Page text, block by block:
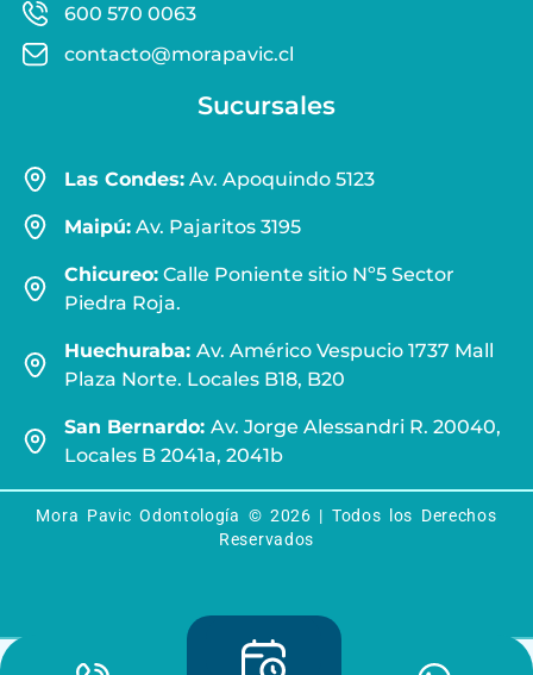
600 570 0063
contacto@morapavic.cl
Sucursales
Las Condes: Av. Apoquindo 5123
Maipú: Av. Pajaritos 3195
Chicureo: Calle Poniente sitio Nº5 Sector
Piedra Roja.
Huechuraba:Av. Américo Vespucio 1737 Mall
Plaza Norte. Locales B18, B20
San Bernardo:Av. Jorge Alessandri R. 20040,
Locales B 2041a, 2041b
Mora Pavic Odontología © 2026 | Todos los Derechos
Reservados